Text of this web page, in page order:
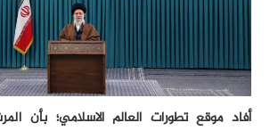
أفاد موقع تطورات العالم الاسلامي؛ بأن